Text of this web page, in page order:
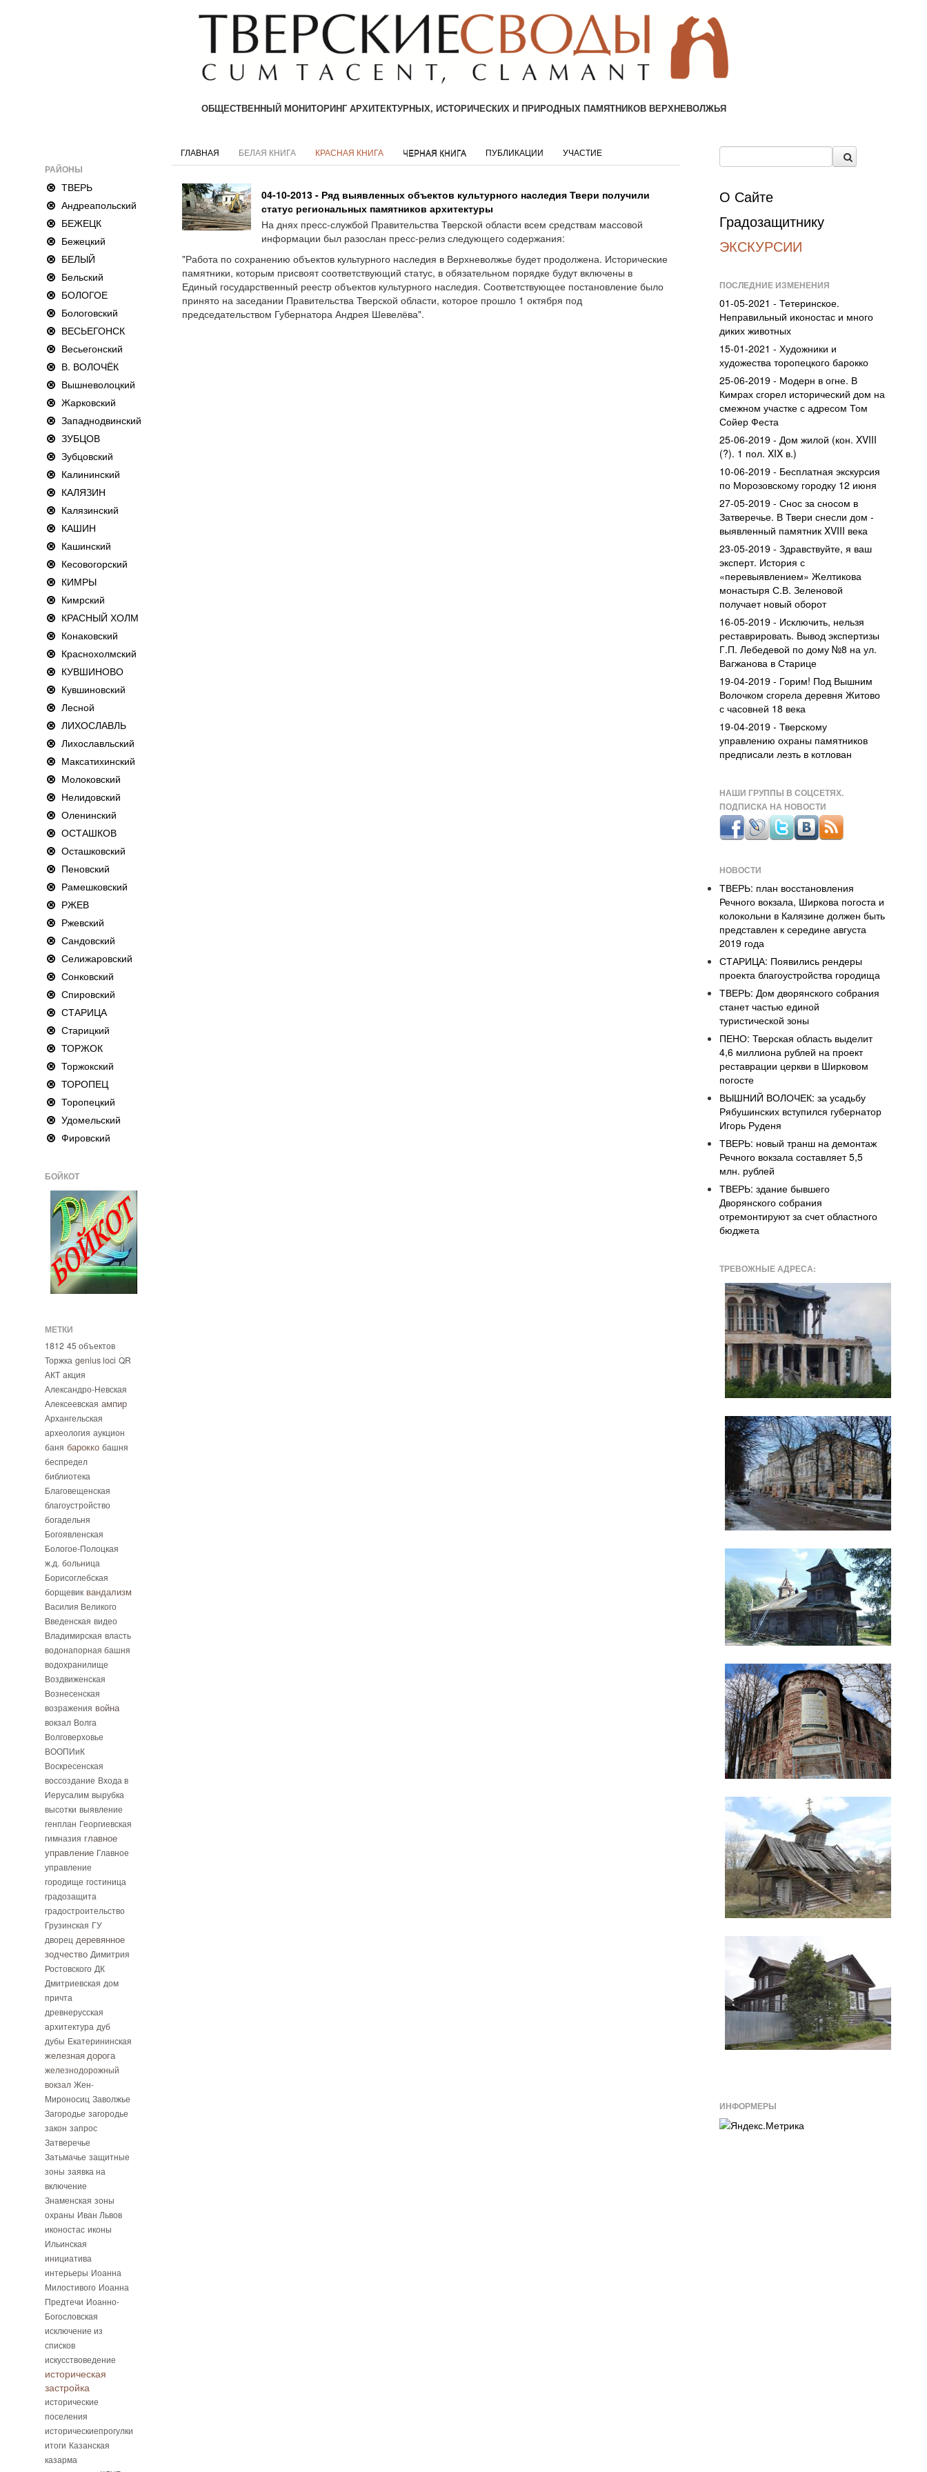
ОБЩЕСТВЕННЫЙ МОНИТОРИНГ АРХИТЕКТУРНЫХ, ИСТОРИЧЕСКИХ И ПРИРОДНЫХ ПАМЯТНИКОВ ВЕРХНЕВОЛЖЬЯ
РАЙОНЫ
ТВЕРЬ
Андреапольский
БЕЖЕЦК
Бежецкий
БЕЛЫЙ
Бельский
БОЛОГОЕ
Бологовский
ВЕСЬЕГОНСК
Весьегонский
В. ВОЛОЧЁК
Вышневолоцкий
Жарковский
Западнодвинский
ЗУБЦОВ
Зубцовский
Калининский
КАЛЯЗИН
Калязинский
КАШИН
Кашинский
Кесовогорский
КИМРЫ
Кимрский
КРАСНЫЙ ХОЛМ
Конаковский
Краснохолмский
КУВШИНОВО
Кувшиновский
Лесной
ЛИХОСЛАВЛЬ
Лихославльский
Максатихинский
Молоковский
Нелидовский
Оленинский
ОСТАШКОВ
Осташковский
Пеновский
Рамешковский
РЖЕВ
Ржевский
Сандовский
Селижаровский
Сонковский
Спировский
СТАРИЦА
Старицкий
ТОРЖОК
Торжокский
ТОРОПЕЦ
Торопецкий
Удомельский
Фировский
БОЙКОТ
МЕТКИ
1812 45 объектов
Торжка genius loci QR
АКТ акция
Александро-Невская
Алексеевская ампир
Архангельская
археология аукцион
баня барокко башня
беспредел
библиотека
Благовещенская
благоустройство
богадельня
Богоявленская
Бологое-Полоцкая
ж.д. больница
Борисоглебская
борщевик вандализм
Василия Великого
Введенская видео
Владимирская власть
водонапорная башня
водохранилище
Воздвиженская
Вознесенская
возражения война
вокзал Волга
Волговерховье
ВООПИиК
Воскресенская
воссоздание Входа в
Иерусалим вырубка
высотки выявление
генплан Георгиевская
гимназия главное
управление Главное
управление
городище гостиница
градозащита
градостроительство
Грузинская ГУ
дворец деревянное
зодчество Димитрия
Ростовского ДК
Дмитриевская дом
причта
древнерусская
архитектура дуб
дубы Екатерининская
железная дорога
железнодорожный
вокзал Жен-
Мироносиц Заволжье
Загородье загородье
закон запрос
Затверечье
Затьмачье защитные
зоны заявка на
включение
Знаменская зоны
охраны Иван Львов
иконостас иконы
Ильинская
инициатива
интерьеры Иоанна
Милостивого Иоанна
Предтечи Иоанно-
Богословская
исключение из
списков
искусствоведение
историческая
застройка
исторические
поселения
историческиепрогулки
итоги Казанская
казарма
ГЛАВНАЯ БЕЛАЯ КНИГА КРАСНАЯ КНИГА ЧЕРНАЯ КНИГА ПУБЛИКАЦИИ УЧАСТИЕ
04-10-2013 - Ряд выявленных объектов культурного наследия Твери получили
статус региональных памятников архитектуры
На днях пресс-службой Правительства Тверской области всем средствам массовой
информации был разослан пресс-релиз следующего содержания:
"Работа по сохранению объектов культурного наследия в Верхневолжье будет продолжена. Исторические
памятники, которым присвоят соответствующий статус, в обязательном порядке будут включены в
Единый государственный реестр объектов культурного наследия. Соответствующее постановление было
принято на заседании Правительства Тверской области, которое прошло 1 октября под
председательством Губернатора Андрея Шевелёва".
О Сайте
Градозащитнику
ЭКСКУРСИИ
ПОСЛЕДНИЕ ИЗМЕНЕНИЯ
01-05-2021 - Тетеринское.
Неправильный иконостас и много
диких животных
15-01-2021 - Художники и
художества торопецкого барокко
25-06-2019 - Модерн в огне. В
Кимрах сгорел исторический дом на
смежном участке с адресом Том
Сойер Феста
25-06-2019 - Дом жилой (кон. XVIII
(?). 1 пол. XIX в.)
10-06-2019 - Бесплатная экскурсия
по Морозовскому городку 12 июня
27-05-2019 - Снос за сносом в
Затверечье. В Твери снесли дом -
выявленный памятник XVIII века
23-05-2019 - Здравствуйте, я ваш
эксперт. История с
«перевыявлением» Желтикова
монастыря С.В. Зеленовой
получает новый оборот
16-05-2019 - Исключить, нельзя
реставрировать. Вывод экспертизы
Г.П. Лебедевой по дому №8 на ул.
Вагжанова в Старице
19-04-2019 - Горим! Под Вышним
Волочком сгорела деревня Житово
с часовней 18 века
19-04-2019 - Тверскому
управлению охраны памятников
предписали лезть в котлован
НАШИ ГРУППЫ В СОЦСЕТЯХ.
ПОДПИСКА НА НОВОСТИ
НОВОСТИ
ТВЕРЬ: план восстановления
Речного вокзала, Ширкова погоста и
колокольни в Калязине должен быть
представлен к середине августа
2019 года
СТАРИЦА: Появились рендеры
проекта благоустройства городища
ТВЕРЬ: Дом дворянского собрания
станет частью единой
туристической зоны
ПЕНО: Тверская область выделит
4,6 миллиона рублей на проект
реставрации церкви в Ширковом
погосте
ВЫШНИЙ ВОЛОЧЕК: за усадьбу
Рябушинских вступился губернатор
Игорь Руденя
ТВЕРЬ: новый транш на демонтаж
Речного вокзала составляет 5,5
млн. рублей
ТВЕРЬ: здание бывшего
Дворянского собрания
отремонтируют за счет областного
бюджета
ТРЕВОЖНЫЕ АДРЕСА:
ИНФОРМЕРЫ